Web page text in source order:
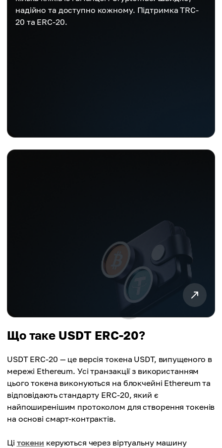
надійно та доступно кожному. Підтримка TRC-
20 та ERC-20.
Що таке USDT ERC-20?
USDT ERC-20 — це версія токена USDT, випущеного в
мережі Ethereum. Усі транзакції з використанням
цього токена виконуються на блокчейні Ethereum та
відповідають стандарту ERC-20, який є
найпоширенішим протоколом для створення токенів
на основі смарт-контрактів.
Ці токени керуються через віртуальну машину